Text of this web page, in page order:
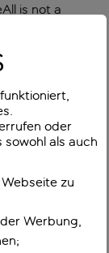
is not a
oder
sowohl als auch
zu
Werbung,